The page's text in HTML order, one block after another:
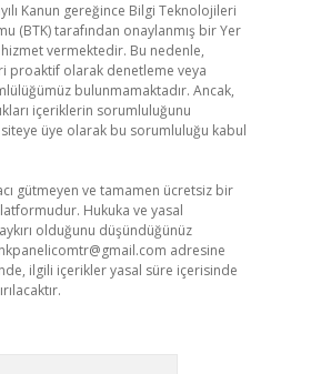
Kanun gereğince Bilgi Teknolojileri
(BTK) tarafından onaylanmış bir Yer
hizmet vermektedir. Bu nedenle,
proaktif olarak denetleme veya
bulunmamaktadır. Ancak,
içeriklerin sorumluluğunu
üye olarak bu sorumluluğu kabul
gütmeyen ve tamamen ücretsiz bir
Hukuka ve yasal
olduğunu düşündüğünüz
adresine
ilgili içerikler yasal süre içerisinde